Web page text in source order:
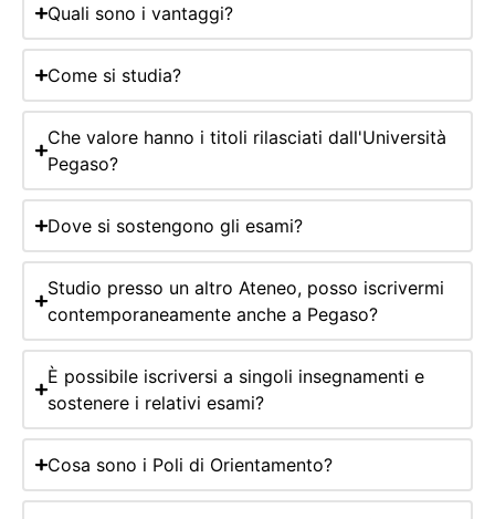
Quali sono i vantaggi?
Come si studia?
Che valore hanno i titoli rilasciati dall'Università
Pegaso?
Dove si sostengono gli esami?
Studio presso un altro Ateneo, posso iscrivermi
contemporaneamente anche a Pegaso?
È possibile iscriversi a singoli insegnamenti e
sostenere i relativi esami?
Cosa sono i Poli di Orientamento?